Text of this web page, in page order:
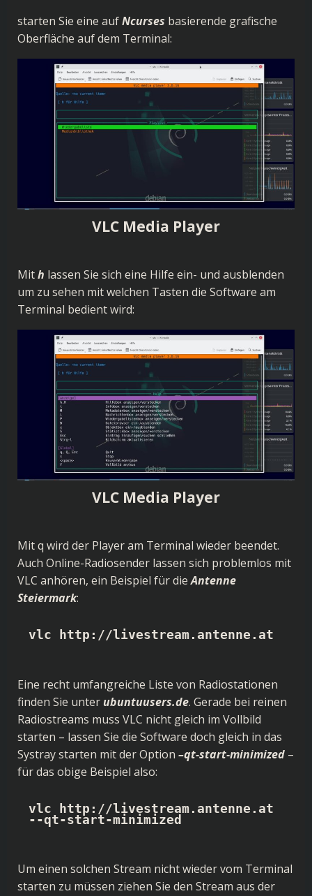
starten Sie eine aufNcurses basierende grafische
Oberfläche auf dem Terminal:
VLC Media Player
Mith lassen Sie sich eine Hilfe ein- und ausblenden
um zu sehen mit welchen Tasten die Software am
Terminal bedient wird:
VLC Media Player
Mit q wird der Player am Terminal wieder beendet.
Auch Online-Radiosender lassen sich problemlos mit
VLC anhören, ein Beispiel für dieAntenne
Steiermark:
vlc http://livestream.antenne.at
Eine recht umfangreiche Liste von Radiostationen
finden Sie unter ubuntuusers.de. Gerade bei reinen
Radiostreams muss VLC nicht gleich im Vollbild
starten – lassen Sie die Software doch gleich in das
Systray starten mit der Option –qt-start-minimized –
für das obige Beispiel also:
vlc http://livestream.antenne.at
--qt-start-minimized
Um einen solchen Stream nicht wieder vom Terminal
starten zu müssen ziehen Sie den Stream aus der